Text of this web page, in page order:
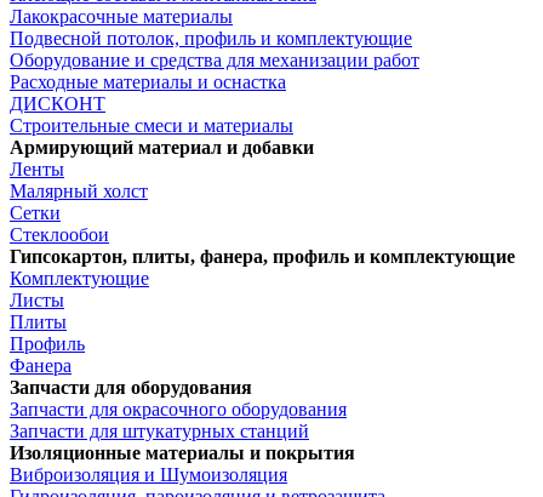
Лакокрасочные материалы
Подвесной потолок, профиль и комплектующие
Оборудование и средства для механизации работ
Расходные материалы и оснастка
ДИСКОНТ
Строительные смеси и материалы
Армирующий материал и добавки
Ленты
Малярный холст
Сетки
Стеклообои
Гипсокартон, плиты, фанера, профиль и комплектующие
Комплектующие
Листы
Плиты
Профиль
Фанера
Запчасти для оборудования
Запчасти для окрасочного оборудования
Запчасти для штукатурных станций
Изоляционные материалы и покрытия
Виброизоляция и Шумоизоляция